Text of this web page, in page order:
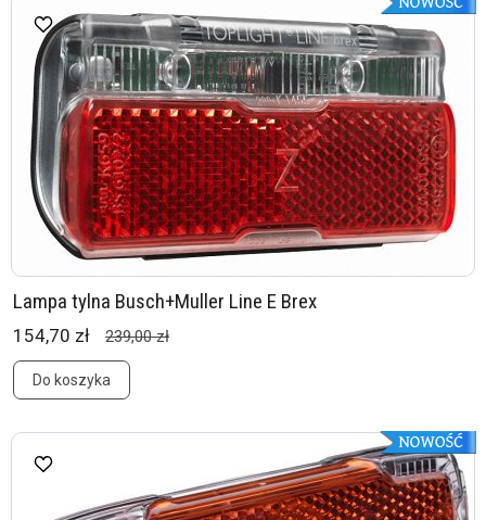
Lampa tylna Busch+Muller Line E Brex
154,70 zł 239,00 zł
Do koszyka